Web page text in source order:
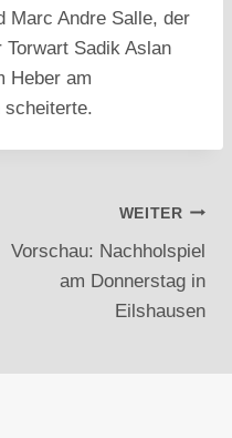
Marc Andre Salle, der
Sadik Aslan
Heber am
scheiterte.
WEITER
Vorschau: Nachholspiel
am Donnerstag in
Eilshausen